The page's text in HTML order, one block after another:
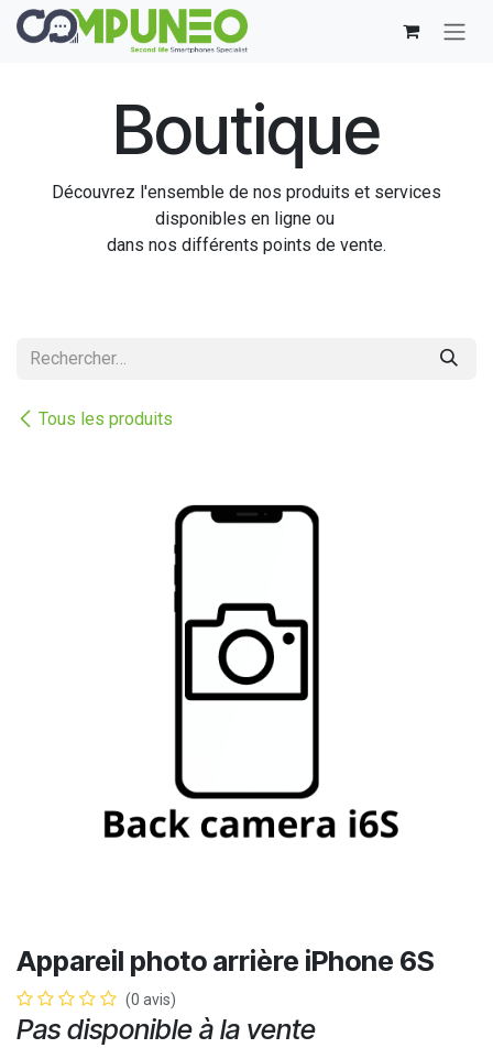
Se rendre au contenu
Boutique
Découvrez l'ensemble de nos produits et services
disponibles en ligne ou
dans nos différents points de vente.
Tous les produits
Appareil photo arrière iPhone 6S
(0 avis)
Pas disponible à la vente